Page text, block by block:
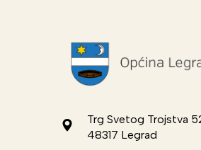
Trg Svetog Trojstva
48317 Legrad